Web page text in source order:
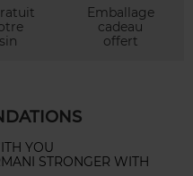
Emballage
cadeau
offert
YOU
STRONGER WITH